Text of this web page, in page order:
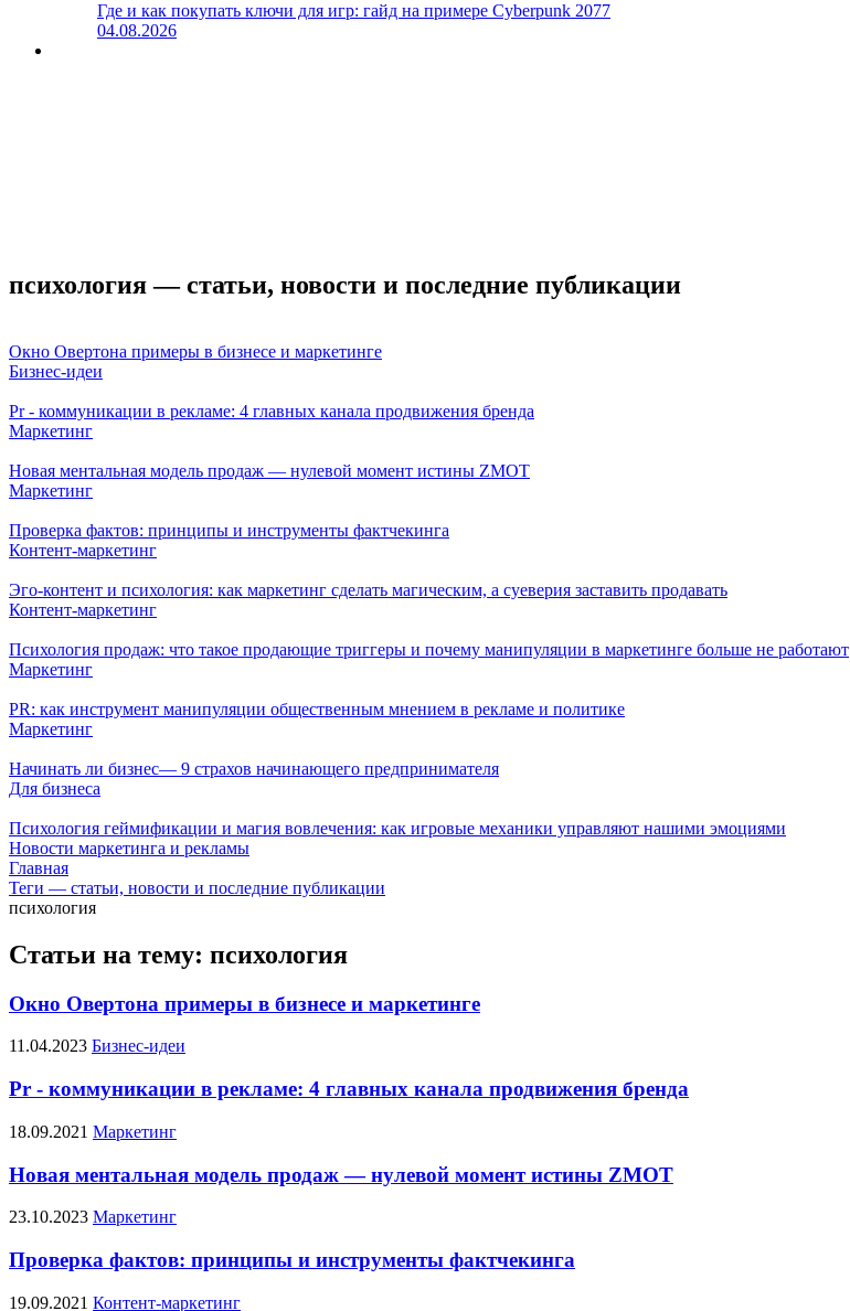
Где и как покупать ключи для игр: гайд на примере Cyberpunk 2077
04.08.2026
психология — статьи, новости и последние публикации
Окно Овертона примеры в бизнесе и маркетинге
Бизнес-идеи
Pr - коммуникации в рекламе: 4 главных канала продвижения бренда
Маркетинг
Новая ментальная модель продаж — нулевой момент истины ZMOT
Маркетинг
Проверка фактов: принципы и инструменты фактчекинга
Контент-маркетинг
Эго-контент и психология: как маркетинг сделать магическим, а суеверия заставить продавать
Контент-маркетинг
Психология продаж: что такое продающие триггеры и почему манипуляции в маркетинге больше не работают
Маркетинг
PR: как инструмент манипуляции общественным мнением в рекламе и политике
Маркетинг
Начинать ли бизнес— 9 страхов начинающего предпринимателя
Для бизнеса
Психология геймификации и магия вовлечения: как игровые механики управляют нашими эмоциями
Новости маркетинга и рекламы
Главная
Теги — статьи, новости и последние публикации
психология
Статьи на тему: психология
Окно Овертона примеры в бизнесе и маркетинге
11.04.2023 Бизнес-идеи
Pr - коммуникации в рекламе: 4 главных канала продвижения бренда
18.09.2021 Маркетинг
Новая ментальная модель продаж — нулевой момент истины ZMOT
23.10.2023 Маркетинг
Проверка фактов: принципы и инструменты фактчекинга
19.09.2021 Контент-маркетинг